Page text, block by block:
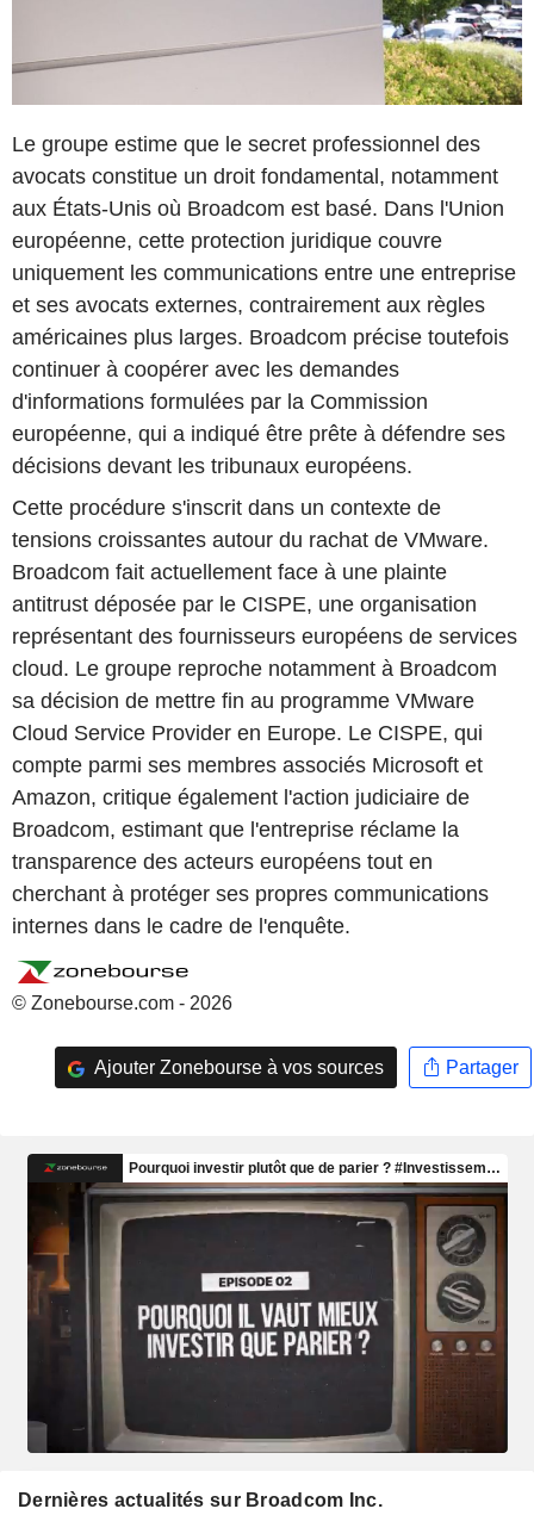
Le groupe estime que le secret professionnel des
avocats constitue un droit fondamental, notamment
aux États-Unis où Broadcom est basé. Dans l'Union
européenne, cette protection juridique couvre
uniquement les communications entre une entreprise
et ses avocats externes, contrairement aux règles
américaines plus larges. Broadcom précise toutefois
continuer à coopérer avec les demandes
d'informations formulées par la Commission
européenne, qui a indiqué être prête à défendre ses
décisions devant les tribunaux européens.
Cette procédure s'inscrit dans un contexte de
tensions croissantes autour du rachat de VMware.
Broadcom fait actuellement face à une plainte
antitrust déposée par le CISPE, une organisation
représentant des fournisseurs européens de services
cloud. Le groupe reproche notamment à Broadcom
sa décision de mettre fin au programme VMware
Cloud Service Provider en Europe. Le CISPE, qui
compte parmi ses membres associés Microsoft et
Amazon, critique également l'action judiciaire de
Broadcom, estimant que l'entreprise réclame la
transparence des acteurs européens tout en
cherchant à protéger ses propres communications
internes dans le cadre de l'enquête.
© Zonebourse.com - 2026
Ajouter Zonebourse à vos sources Partager
Dernières actualités sur Broadcom Inc.